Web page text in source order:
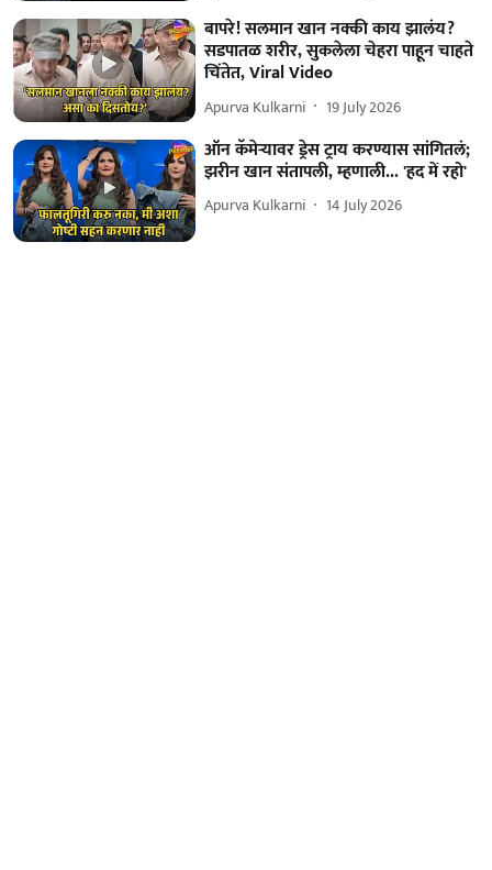
बापरे! सलमान खान नक्की काय झालंय?
सडपातळ शरीर, सुकलेला चेहरा पाहून चाहते
चिंतेत, Viral Video
Apurva Kulkarni 19 July 2026
ऑन कॅमेऱ्यावर ड्रेस ट्राय करण्यास सांगितलं;
झरीन खान संतापली, म्हणाली... 'हद में रहो'
Apurva Kulkarni 14 July 2026